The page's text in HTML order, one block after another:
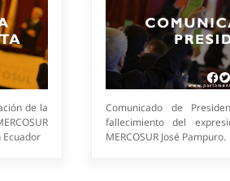
de la
Comunicado de
fallecimiento del
MERCOSUR José Pampuro.